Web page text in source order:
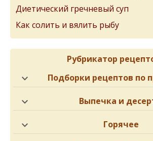
Диетический гречневый суп
Как солить и вялить рыбу
Рубрикатор
Подборки рецептов по
Выпечка и
Горячее